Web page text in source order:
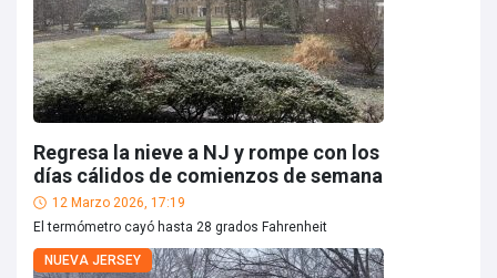
Regresa la nieve a NJ y rompe con los
días cálidos de comienzos de semana
12 Marzo 2026, 17:19
El termómetro cayó hasta 28 grados Fahrenheit
NUEVA JERSEY